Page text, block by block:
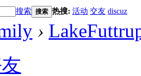
搜索 搜索 热搜: 活动 交友 discuz
›